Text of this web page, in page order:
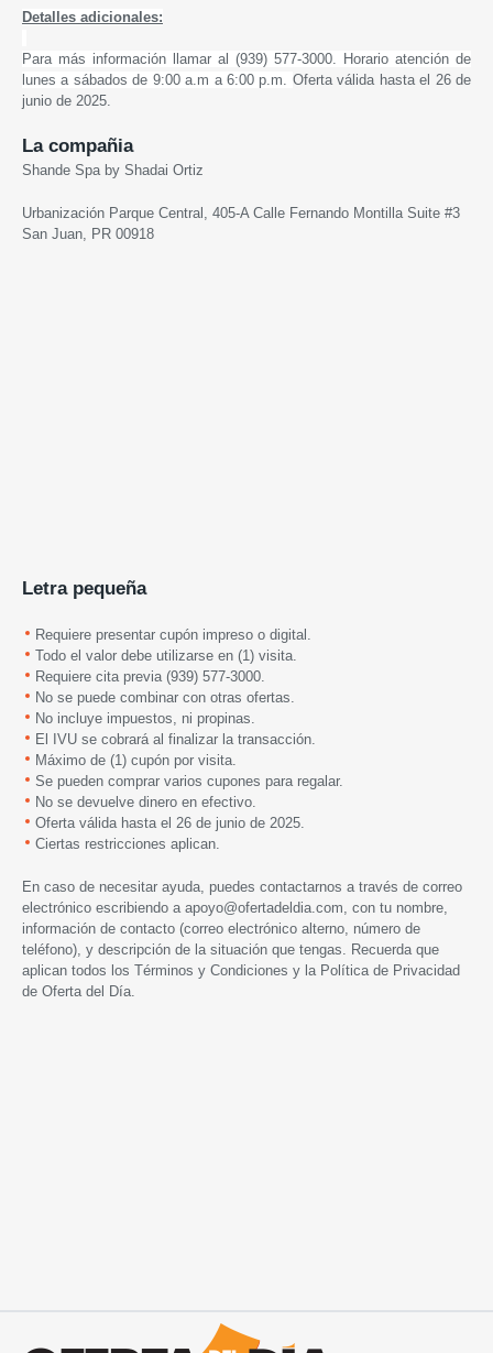
Detalles adicionales:
Para más información llamar al (939) 577-3000. Horario atención de
lunes a sábados de 9:00 a.m a 6:00 p.m. Oferta válida hasta el 26 de
junio de 2025.
La compañia
Shande Spa by Shadai Ortiz
Urbanización Parque Central, 405-A Calle Fernando Montilla Suite #3
San Juan, PR 00918
Letra pequeña
Requiere presentar cupón impreso o digital.
Todo el valor debe utilizarse en (1) visita.
Requiere cita previa (939) 577-3000.
No se puede combinar con otras ofertas.
No incluye impuestos, ni propinas.
El IVU se cobrará al finalizar la transacción.
Máximo de (1) cupón por visita.
Se pueden comprar varios cupones para regalar.
No se devuelve dinero en efectivo.
Oferta válida hasta el 26 de junio de 2025.
Ciertas restricciones aplican.
En caso de necesitar ayuda, puedes contactarnos a través de correo
electrónico escribiendo a apoyo@ofertadeldia.com , con tu nombre,
información de contacto (correo electrónico alterno, número de
teléfono), y descripción de la situación que tengas. Recuerda que
aplican todos los Términos y Condiciones y la Política de Privacidad
de Oferta del Día.